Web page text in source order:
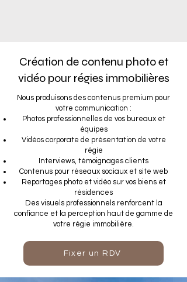
Création de contenu photo et
vidéo pour régies immobilières
Nous produisons des contenus premium pour
votre communication :
Photos professionnelles de vos bureaux et
équipes
Vidéos corporate de présentation de votre
régie
Interviews, témoignages clients
Contenus pour réseaux sociaux et site web
Reportages photo et vidéo sur vos biens et
résidences
Des visuels professionnels renforcent la
confiance et la perception haut de gamme de
votre régie immobilière.
Fixer un RDV